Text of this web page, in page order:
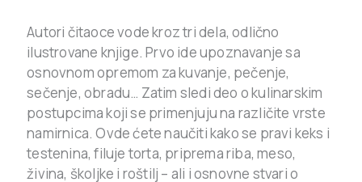
Autori čitaoce vode kroz tri dela, odlično
ilustrovane knjige. Prvo ide upoznavanje sa
osnovnom opremom za kuvanje, pečenje,
sečenje, obradu… Zatim sledi deo o kulinarskim
postupcima koji se primenjuju na različite vrste
namirnica. Ovde ćete naučiti kako se pravi keks i
testenina, filuje torta, priprema riba, meso,
živina, školjke i roštilj – ali i osnovne stvari o